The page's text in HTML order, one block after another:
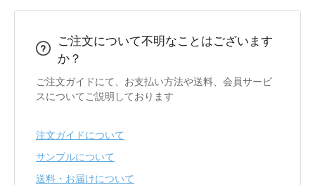
ご注文について不明なことはございます
か？
ご注文ガイドにて、お支払い方法や送料、会員サービ
スについてご説明しております
注文ガイドについて
サンプルについて
送料・お届けについて